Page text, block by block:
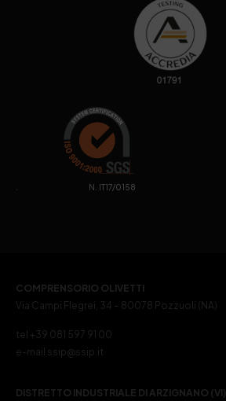
. N. IT17/0158
COMPRENSORIO OLIVETTI
Via Campi Flegrei, 34 – 80078 Pozzuoli (NA)
tel +39 081 597 91 00
e-mail ssip@ssip.it
DISTRETTO INDUSTRIALE DI ARZIGNANO (VI)